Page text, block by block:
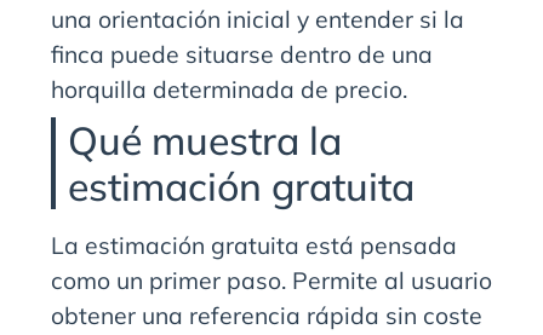
una orientación inicial y entender si la
finca puede situarse dentro de una
horquilla determinada de precio.
Qué muestra la
estimación gratuita
La estimación gratuita está pensada
como un primer paso. Permite al usuario
obtener una referencia rápida sin coste